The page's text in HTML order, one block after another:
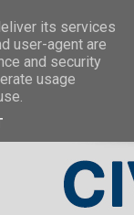
its services
user-agent are
and security
usage